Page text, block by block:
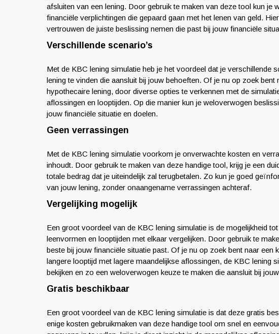
afsluiten van een lening. Door gebruik te maken van deze tool kun je
financiële verplichtingen die gepaard gaan met het lenen van geld.
vertrouwen de juiste beslissing nemen die past bij jouw financiële
Verschillende scenario’s
Met de KBC lening simulatie heb je het voordeel dat je verschillende
lening te vinden die aansluit bij jouw behoeften. Of je nu op zoek
hypothecaire lening, door diverse opties te verkennen met de
aflossingen en looptijden. Op die manier kun je weloverwogen
jouw financiële situatie en doelen.
Geen verrassingen
Met de KBC lening simulatie voorkom je onverwachte kosten en
inhoudt. Door gebruik te maken van deze handige tool, krijg je een
totale bedrag dat je uiteindelijk zal terugbetalen. Zo kun je goed
van jouw lening, zonder onaangename verrassingen achteraf.
Vergelijking mogelijk
Een groot voordeel van de KBC lening simulatie is de mogelijkheid
leenvormen en looptijden met elkaar vergelijken. Door gebruik te
beste bij jouw financiële situatie past. Of je nu op zoek bent naar een
langere looptijd met lagere maandelijkse aflossingen, de KBC lening
bekijken en zo een weloverwogen keuze te maken die aansluit bij
Gratis beschikbaar
Een groot voordeel van de KBC lening simulatie is dat deze gratis
enige kosten gebruikmaken van deze handige tool om snel en